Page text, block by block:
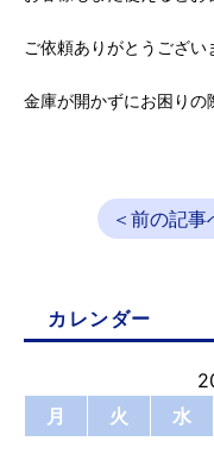
ご依頼ありがとうござい
金庫が開かずにお困りの
＜前の記事
カレンダー
月
火 水